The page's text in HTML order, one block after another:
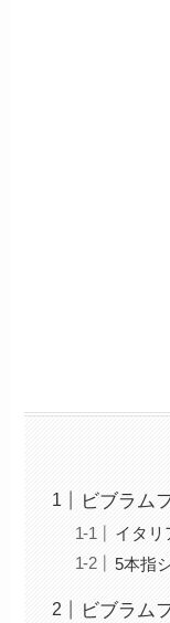
ビブラム
イタリ
5本指
ビブラム